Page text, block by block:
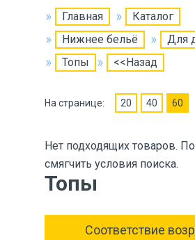
Главная
Каталог
Нижнее бельё
Для
Топы
<<Назад
На странице: 20 40 60
Нет подходящих товаров.
смягчить условия поиска.
Топы
Соответствие